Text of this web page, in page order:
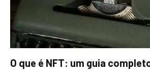
O que é NFT: um guia